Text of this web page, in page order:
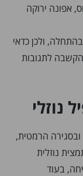
אפונה ירוקה
ולכן כדאי
הקשבה לתגובות
נוזלי
ובסגירה הרמטית,
נוזלית
פתיחה, בעוד